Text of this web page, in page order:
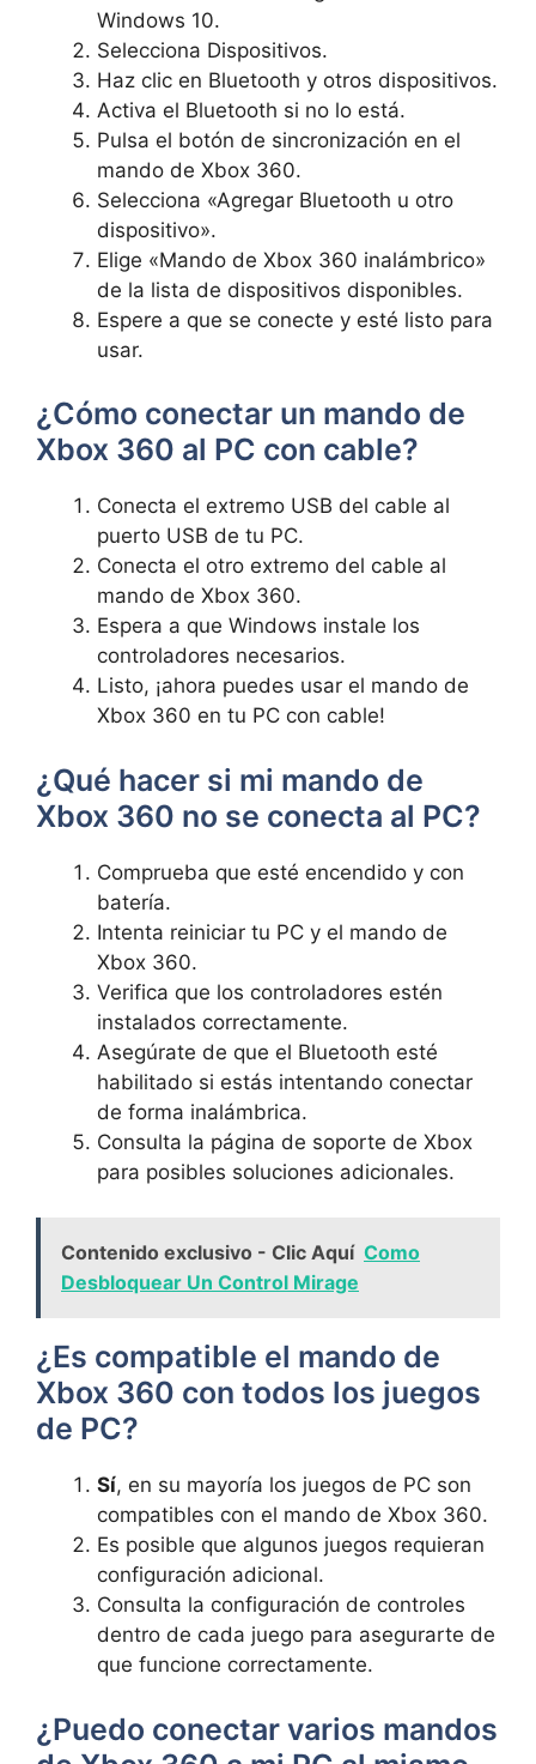
Windows 10.
Selecciona Dispositivos.
Haz clic en Bluetooth y otros dispositivos.
Activa el Bluetooth si no lo está.
Pulsa el botón de sincronización en el
mando de Xbox 360.
Selecciona «Agregar Bluetooth u otro
dispositivo».
Elige «Mando de Xbox 360 inalámbrico»
de la lista de dispositivos disponibles.
Espere a que se conecte y esté listo para
usar.
¿Cómo conectar un mando de
Xbox 360 al PC con cable?
Conecta el extremo USB del cable al
puerto USB de tu PC.
Conecta el otro extremo del cable al
mando de Xbox 360.
Espera a que Windows instale los
controladores necesarios.
Listo, ¡ahora puedes usar el mando de
Xbox 360 en tu PC con cable!
¿Qué hacer si mi mando de
Xbox 360 no se conecta al PC?
Comprueba que esté encendido y con
batería.
Intenta reiniciar tu PC y el mando de
Xbox 360.
Verifica que los controladores estén
instalados correctamente.
Asegúrate de que el Bluetooth esté
habilitado si estás intentando conectar
de forma inalámbrica.
Consulta la página de soporte de Xbox
para posibles soluciones adicionales.
Contenido exclusivo - Clic Aquí Como
Desbloquear Un Control Mirage
¿Es compatible el mando de
Xbox 360 con todos los juegos
de PC?
Sí, en su mayoría los juegos de PC son
compatibles con el mando de Xbox 360.
Es posible que algunos juegos requieran
configuración adicional.
Consulta la configuración de controles
dentro de cada juego para asegurarte de
que funcione correctamente.
¿Puedo conectar varios mandos